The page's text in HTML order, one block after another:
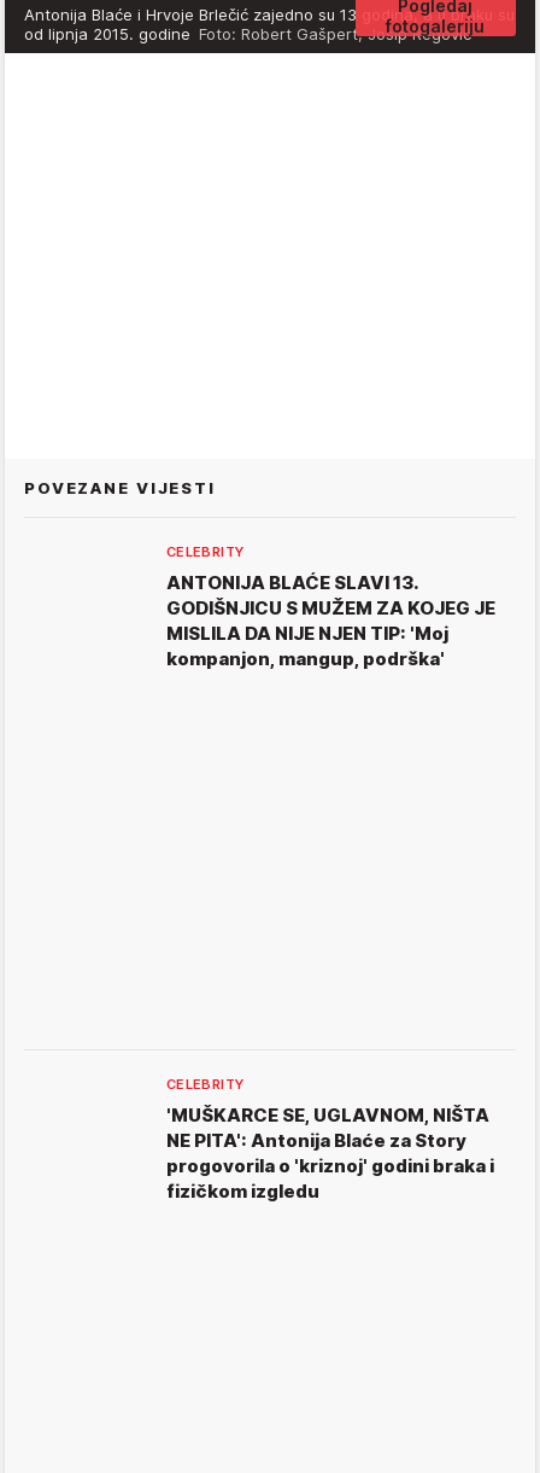
Pogledaj
fotogaleriju
Antonija Blaće i Hrvoje Brlečić zajedno su 13 godina, a u braku su
od lipnja 2015. godine Foto: Robert Gašpert, Josip Regović
POVEZANE VIJESTI
CELEBRITY
ANTONIJA BLAĆE SLAVI 13.
GODIŠNJICU S MUŽEM ZA KOJEG JE
MISLILA DA NIJE NJEN TIP: 'Moj
kompanjon, mangup, podrška'
CELEBRITY
'MUŠKARCE SE, UGLAVNOM, NIŠTA
NE PITA': Antonija Blaće za Story
progovorila o 'kriznoj' godini braka i
fizičkom izgledu